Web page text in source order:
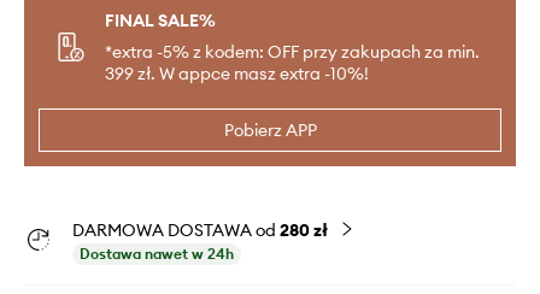
FINAL SALE%
*extra -5% z kodem: OFF przy zakupach za min.
399 zł. W appce masz extra -10%!
Pobierz APP
DARMOWA DOSTAWA od 280 zł
Dostawa nawet w 24h